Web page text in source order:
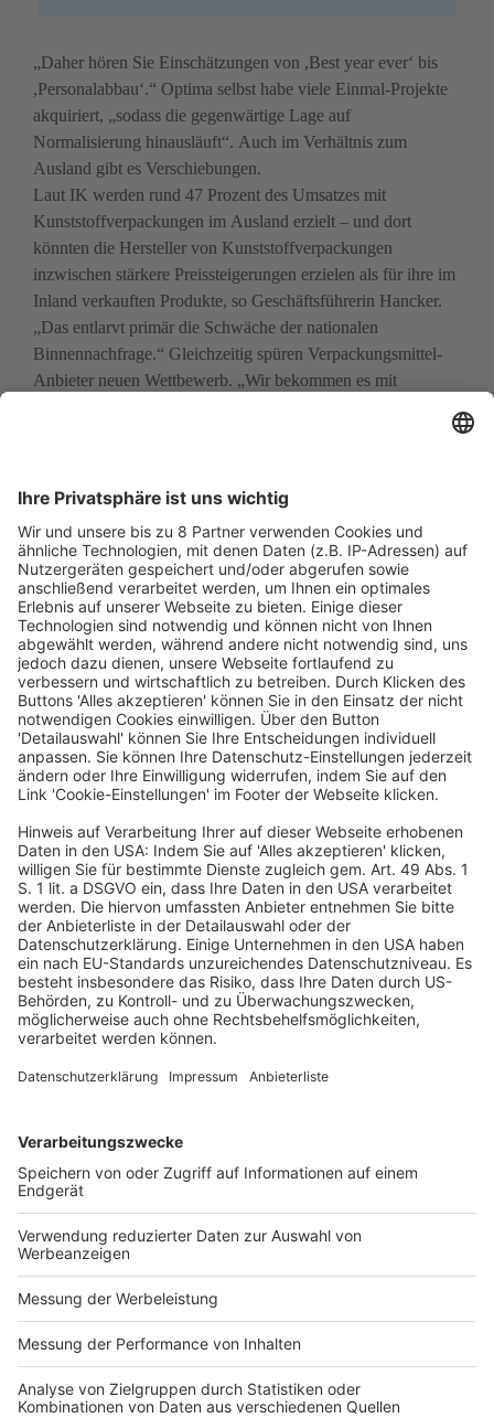
„Daher hören Sie Einschätzungen von ,Best year ever‘ bis
,Personalabbau‘.“ Optima selbst habe viele Einmal-Projekte
akquiriert, „sodass die gegenwärtige Lage auf
Normalisierung hinausläuft“. Auch im Verhältnis zum
Ausland gibt es Verschiebungen.
Laut IK werden rund 47 Prozent des Umsatzes mit
Kunststoffverpackungen im Ausland erzielt – und dort
könnten die Hersteller von Kunststoffverpackungen
inzwischen stärkere Preissteigerungen erzielen als für ihre im
Inland verkauften Produkte, so Geschäftsführerin Hancker.
„Das entlarvt primär die Schwäche der nationalen
Binnennachfrage.“ Gleichzeitig spüren Verpackungsmittel-
Anbieter neuen Wettbewerb. „Wir bekommen es mit
Quelle: Gesellschaft für Verpackungsmarktforschung, Ergebnisse des AVU-Verpackungsmonitors
2025
Ihre Preise sind extrem niedrig, da fragen wir uns schon, wie
das kalkuliert wird.“ Mit austauschbaren Standardprodukten
sei daher kein Geld mehr zu verdienen – Herma sieht sich in
seiner Strategie bestätigt, über Innovation und Qualität statt
über den Preis zu verkaufen. Und Asien ist auch eine
Chance. „Insgesamt sehen wir eine Seitwärtsbewegung“,
sagt Optima-CEO Stefan König. „Es gibt viele
Unsicherheiten aus den USA. Trotzdem wächst der Markt für
Verpackungsmaschinen.“ Das gelte vor allem für Asien –
und dort seien in erster Linie günstige Lösungen gefragt,
während deutsche Anbieter eher auf High-End setzen. „Jeder
muss schauen, wieviel er vom asiatischen Kuchen
abbekommt.“
5 - Das Positive kommt noch
„Die PPWR geht ja gerade erst richtig los“, sagt Optima-
faserbasierten Verpackungen und kündigt für die Interpack
neue Maschinen dafür an. „Die Zeit ist reif, Kunststoffe
durch Fasern zu ersetzen.“
Auch Milos Kojic von Herma sieht für die kommenden Jahre
große Chancen: „Etiketten werden dazu beitragen,
Verpackungen nachhaltiger zu gestalten“, sagt er. Dann
nämlich, wenn leicht abwaschbare Etiketten dazu beitragen,
Fremdstoffe von der eigentlichen Verpackung fernzuhalten –
so dass aus reinem Monomaterial ein reines Rezyklat werden
Und Natalie Brandenburg vom DVI ist von der